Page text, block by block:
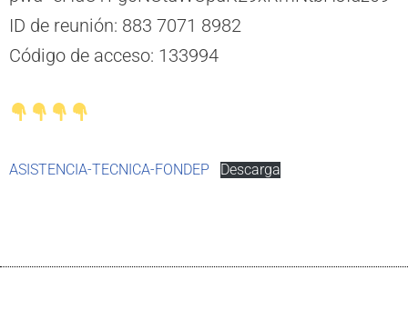
ID de reunión: 883 7071 8982
Código de acceso: 133994
ASISTENCIA-TECNICA-FONDEP Descarga